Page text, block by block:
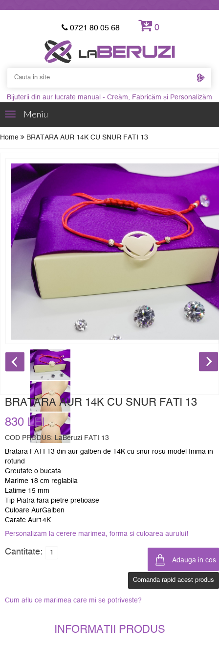
0721 80 05 68 0
Bijuterii din aur lucrate manual - Creăm, Fabricăm și Personalizăm
ToggleMeniu
Home BRATARA AUR 14K CU SNUR FATI 13
BRATARA AUR 14K CU SNUR FATI 13
830 LEI
COD PRODUS: LaBeruzi FATI 13
Bratara FATI 13 din aur galben de 14K cu snur rosu model Inima in
rotund
Greutate o bucata
Marime 18 cm reglabila
Latime 15 mm
Tip Piatra fara pietre pretioase
Culoare AurGalben
Carate Aur14K
Personalizam la cerere marimea, forma si culoarea aurului!
Cantitate:
Comanda rapid acest produs
Cum aflu ce marimea care mi se potriveste?
INFORMATII PRODUS